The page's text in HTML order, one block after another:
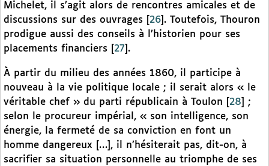
Michelet, il s’agit alors de rencontres amicales et de
discussions sur des ouvrages
26 . Toutefois, Thouron
prodigue aussi des conseils à l’historien pour ses
placements financiers
27 .
À partir du milieu des années 1860, il participe à
nouveau à la vie politique locale ; il serait alors « le
véritable chef » du parti républicain à Toulon
28
;
selon le procureur impérial, « son intelligence, son
énergie, la fermeté de sa conviction en font un
homme dangereux […], il n’hésiterait pas, dit-on, à
sacrifier sa situation personnelle au triomphe de ses